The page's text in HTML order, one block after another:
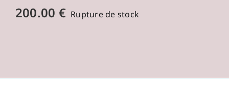
200.00 € Rupture de stock